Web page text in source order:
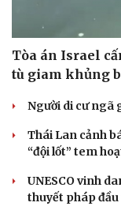
Tòa án Israel
tù giam khủng
Người di cư ngã
Thái Lan cảnh
“đội lốt” tem
UNESCO vinh
thuyết pháp